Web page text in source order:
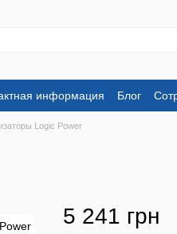
информация Блог
Logic Power
5 241 грн